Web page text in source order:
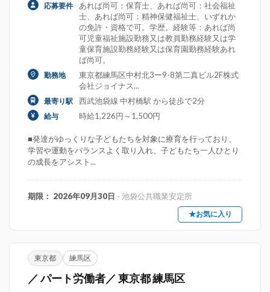
応募要件
あれば尚可：保育士、あれば尚可：社会福祉
士、あれば尚可：精神保健福祉士、いずれか
の免許・資格で可。学歴。経験等：あれば尚
可児童福祉施設勤務又は教員勤務経験又は学
童保育施設勤務経験又は保育園勤務経験あれ
ば尚可。
勤務地
東京都練馬区中村北3ー9-8第二真ビル2F株式
会社ジョイナス...
最寄り駅 西武池袋線 中村橋駅 から徒歩で2分
給与 時給1,226円～1,500円
■発達がゆっくりな子どもたちを対象に療育を行っており、
学習や運動をバランスよく取り入れ、子どもたち一人ひとり
の成長をアシスト...
期限： 2026年09月30日 - 池袋公共職業安定所
★お気に入り
東京都 練馬区
／ パート労働者／ 東京都 練馬区